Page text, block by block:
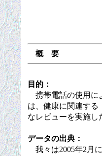
概 要
目的：
携帯電話の使用に
は、健康に関連する
なレビューを実施し
データの出典：
我々は2005年2月